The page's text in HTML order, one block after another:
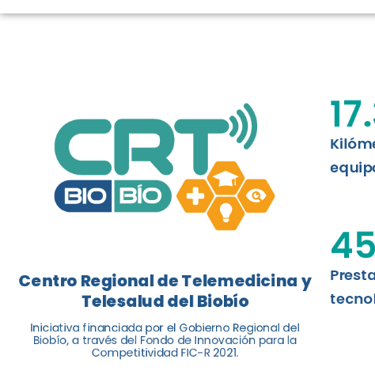
balance de tres años acercando la
Leer más
Centro Regional de Telemedicina y
Telesalud del Biobío
Iniciativa financiada por el Gobierno Regional del
Biobío, a través del Fondo de Innovación para la
Competitividad FIC-R 2021.